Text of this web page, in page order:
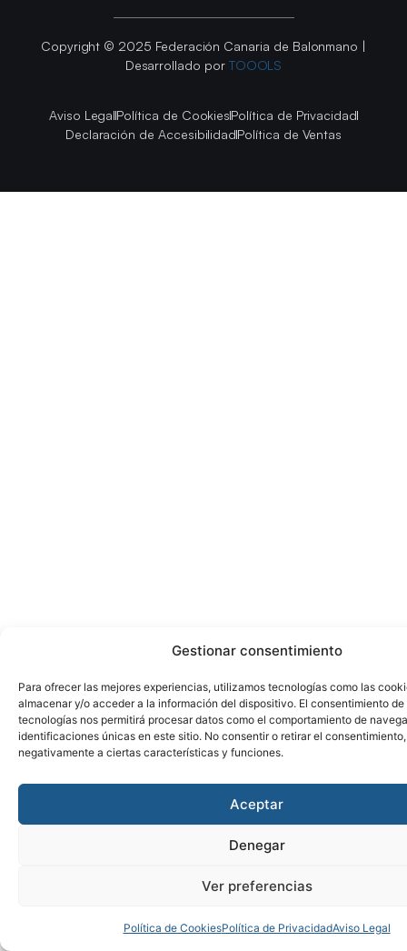
Gestionar consentimiento
Para ofrecer las mejores experiencias, utilizamos tecnologías como las
almacenar y/o acceder a la información del dispositivo. El consentimiento de
tecnologías nos permitirá procesar datos como el comportamiento de
identificaciones únicas en este sitio. No consentir o retirar el
negativamente a ciertas características y funciones.
Aceptar
Denegar
Ver preferencias
Política de CookiesPolítica de PrivacidadAviso Legal
Copyright © 2025 Federación Canaria de Balonmano |
Desarrollado por TOOOLS
Aviso LegalPolítica de CookiesPolítica de Privacidad
Declaración de AccesibilidadPolítica de Ventas